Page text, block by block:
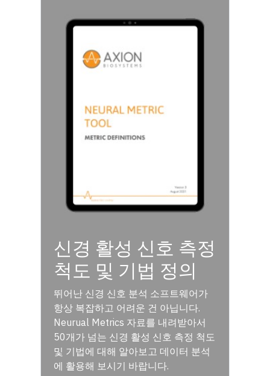
신경 활성 신호 측정
척도 및 기법 정의
뛰어난 신경 신호 분석 소프트웨어가
항상 복잡하고 어려운 건 아닙니다.
Neurual Metrics 자료를 내려받아서
50개가 넘는 신경 활성 신호 측정 척도
및 기법에 대해 알아보고 데이터 분석
에 활용해 보시기 바랍니다.